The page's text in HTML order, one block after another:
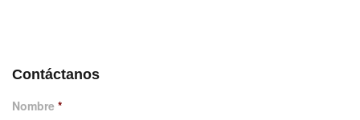
Contáctanos
Nombre *